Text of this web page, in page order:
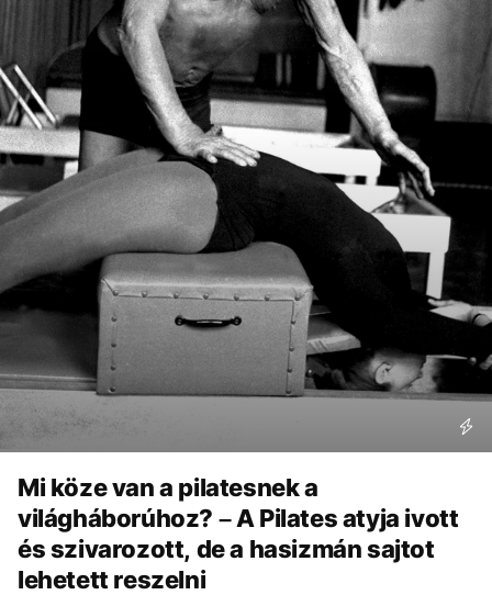
Mi köze van a pilatesnek a
világháborúhoz? – A Pilates atyja ivott
és szivarozott, de a hasizmán sajtot
lehetett reszelni